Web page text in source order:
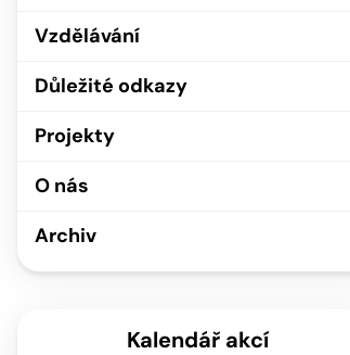
Vzdělávání
Důležité odkazy
Projekty
O nás
Archiv
Kalendář akcí